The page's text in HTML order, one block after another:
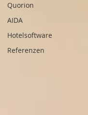
Quorion
AIDA
Hotelsoftware
Referenzen